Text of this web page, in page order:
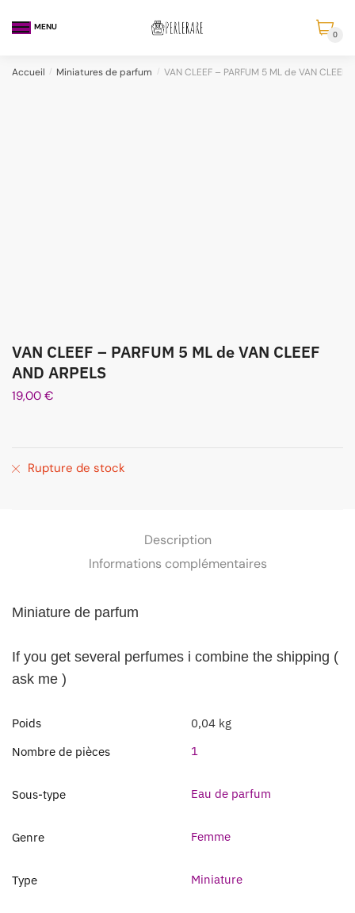
MENU
0
Accueil / Miniatures de parfum / VAN CLEEF – PARFUM 5 ML de VAN CLEEF
VAN CLEEF – PARFUM 5 ML de VAN CLEEF
AND ARPELS
19,00 €
Rupture de stock
Description
Informations complémentaires
Miniature de parfum
If you get several perfumes i combine the shipping (
ask me )
Poids
0,04 kg
Nombre de pièces
1
Sous-type Eau de parfum
Genre Femme
Type Miniature